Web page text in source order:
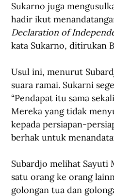
Sukarno juga
hadir ikut
Declaration of
kata Sukarno, ditirukan
Usul ini, menurut
suara ramai. Sukarni
“Pendapat itu sama
Mereka yang tidak
kepada persiapan-
berhak untuk
Subardjo melihat Sayuti
satu orang ke orang
golongan tua dan